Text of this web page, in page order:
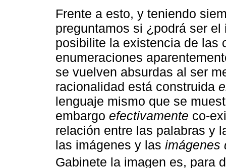
Frente a esto, y teniendo
preguntamos si ¿podrá ser el
posibilite la existencia de las
enumeraciones
se vuelven absurdas al ser
racionalidad está construida
lenguaje mismo que se
embargo efectivamente co-
relación entre las palabras y
las imágenes y las imágenes
Gabinete la imagen es, para